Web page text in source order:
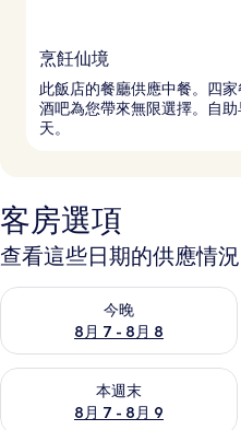
烹飪仙境
此飯店的餐廳供應中餐。四
酒吧為您帶來無限選擇。自
天。
客房選項
查看這些日期的供應情況
今晚
8月 7 - 8月 8
查看今晚 (8月 7 - 8月 8) 的供應
本週末
8月 7 - 8月 9
查看本週末 (8月 7 - 8月 9) 的供